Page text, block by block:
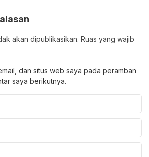
akan dipublikasikan. Ruas yang wajib
dan situs web saya pada peramban
saya berikutnya.